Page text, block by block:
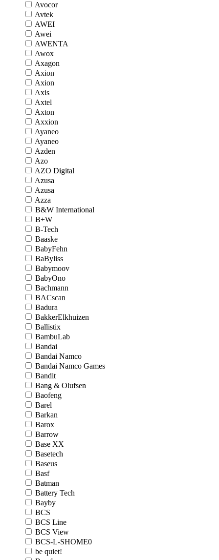
Avocor
Avtek
AWEI
Awei
AWENTA
Awox
Axagon
Axion
Axion
Axis
Axtel
Axton
Axxion
Ayaneo
Ayaneo
Azden
Azo
AZO Digital
Azusa
Azusa
Azza
B&W International
B+W
B-Tech
Baaske
BabyFehn
BaByliss
Babymoov
BabyOno
Bachmann
BACscan
Badura
BakkerElkhuizen
Ballistix
BambuLab
Bandai
Bandai Namco
Bandai Namco Games
Bandit
Bang & Olufsen
Baofeng
Barel
Barkan
Barox
Barrow
Base XX
Basetech
Baseus
Basf
Batman
Battery Tech
Bayby
BCS
BCS Line
BCS View
BCS-L-SHOME0
be quiet!